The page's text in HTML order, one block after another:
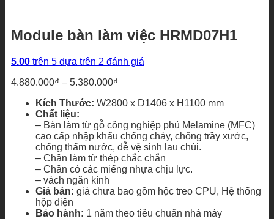
Module bàn làm việc HRMD07H1
5.00 trên 5 dựa trên 2 đánh giá
4.880.000₫ – 5.380.000₫
từ
đến
5.380.000₫
Kích Thước: W2800 x D1406 x H1100 mm
Chất liệu:
– Bàn làm từ gỗ công nghiệp phủ Melamine (MFC)
cao cấp nhập khẩu chống cháy, chống trầy xước,
chống thấm nước, dễ vệ sinh lau chùi.
– Chân làm từ thép chắc chắn
– Chân có các miếng nhựa chịu lực.
– vách ngăn kính
Giá bán: giá chưa bao gồm hộc treo CPU, Hệ thống
hộp điện
Bảo hành: 1 năm theo tiêu chuẩn nhà máy